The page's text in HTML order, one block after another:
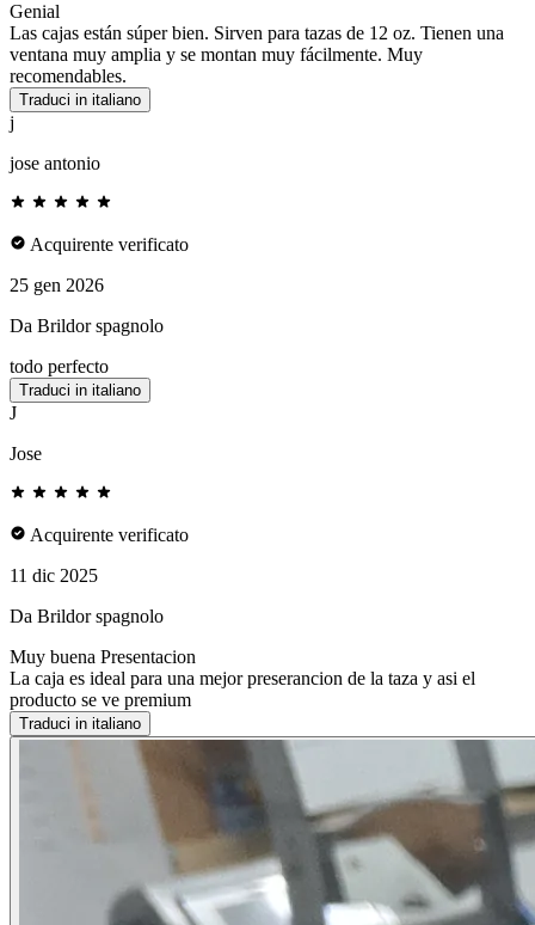
Genial
Las cajas están súper bien. Sirven para tazas de 12 oz. Tienen una
ventana muy amplia y se montan muy fácilmente. Muy
recomendables.
Traduci in italiano
j
jose antonio
Acquirente verificato
25 gen 2026
Da Brildor spagnolo
todo perfecto
Traduci in italiano
J
Jose
Acquirente verificato
11 dic 2025
Da Brildor spagnolo
Muy buena Presentacion
La caja es ideal para una mejor preserancion de la taza y asi el
producto se ve premium
Traduci in italiano